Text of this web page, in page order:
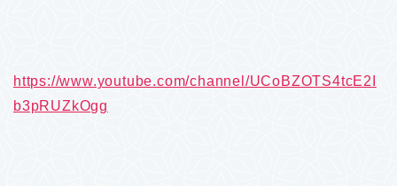
https://www.youtube.com/channel/UCoBZOTS4tcE2I
b3pRUZkOgg